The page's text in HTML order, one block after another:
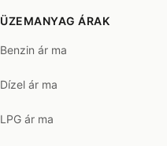
ÜZEMANYAG ÁRAK
Benzin ár ma
Dízel ár ma
LPG ár ma